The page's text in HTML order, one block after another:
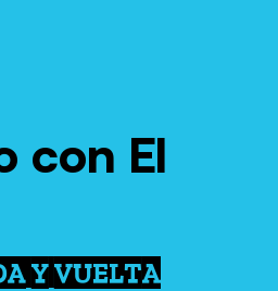
con El
Y VUELTA